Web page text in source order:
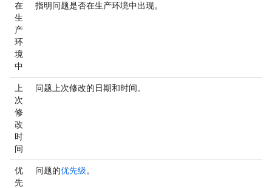
在
生
产
环
境
中
指明问题是否在生产环境中出现。
上
次
修
改
时
间
问题上次修改的日期和时间。
优
先
问题的优先级。